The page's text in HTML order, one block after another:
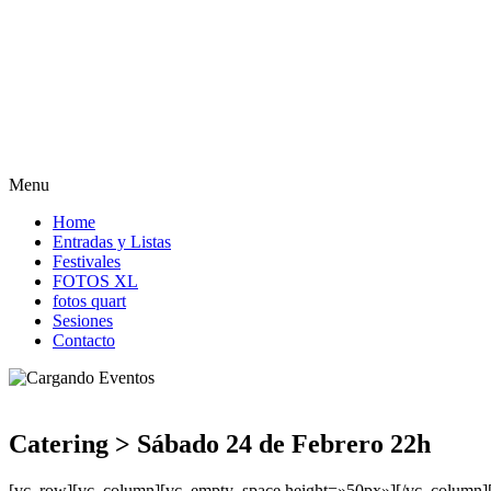
Menu
Home
Entradas y Listas
Festivales
FOTOS XL
fotos quart
Sesiones
Contacto
Catering > Sábado 24 de Febrero 22h